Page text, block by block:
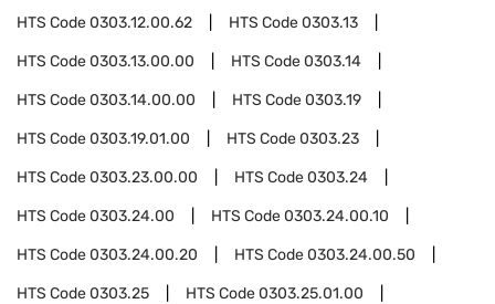
HTS Code0303.12.00.62 HTS Code0303.13
HTS Code0303.13.00.00 HTS Code0303.14
HTS Code0303.14.00.00 HTS Code0303.19
HTS Code0303.19.01.00 HTS Code0303.23
HTS Code0303.23.00.00 HTS Code0303.24
HTS Code0303.24.00 HTS Code0303.24.00.10
HTS Code0303.24.00.20 HTS Code0303.24.00.50
HTS Code0303.25 HTS Code0303.25.01.00